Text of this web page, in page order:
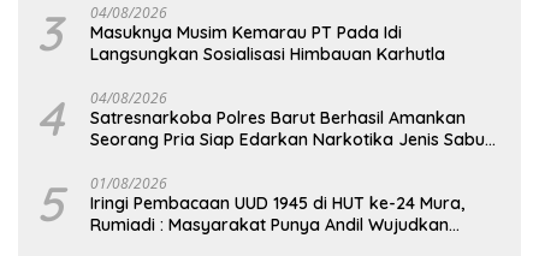
3 04/08/2026
Masuknya Musim Kemarau PT Pada Idi
Langsungkan Sosialisasi Himbauan Karhutla
4 04/08/2026
Satresnarkoba Polres Barut Berhasil Amankan
Seorang Pria Siap Edarkan Narkotika Jenis Sabu
5 01/08/2026
Iringi Pembacaan UUD 1945 di HUT ke-24 Mura,
Rumiadi : Masyarakat Punya Andil Wujudkan